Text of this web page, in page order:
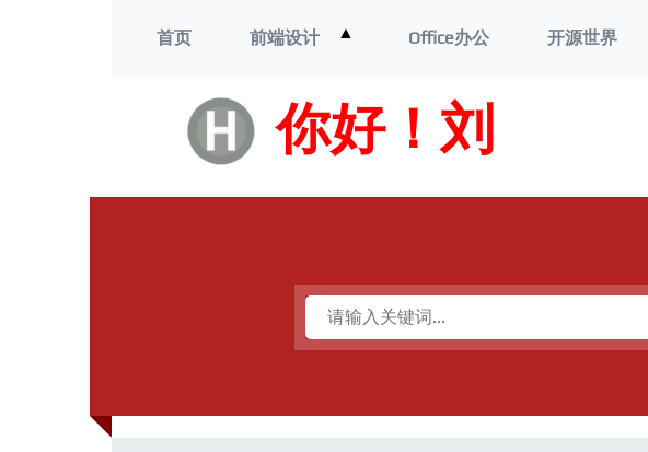
你好！刘
首页 前端设计 ▲
单
Office办公 开源世界